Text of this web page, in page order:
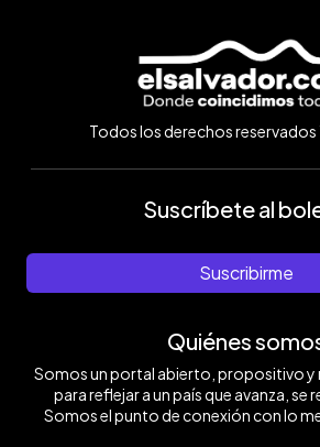
Todos los derechos
Suscríbete al
Suscribirme
Quiénes
Somos un portal abierto, propositivo
para reflejar a un país que avanza, se
Somos el punto de conexión con lo